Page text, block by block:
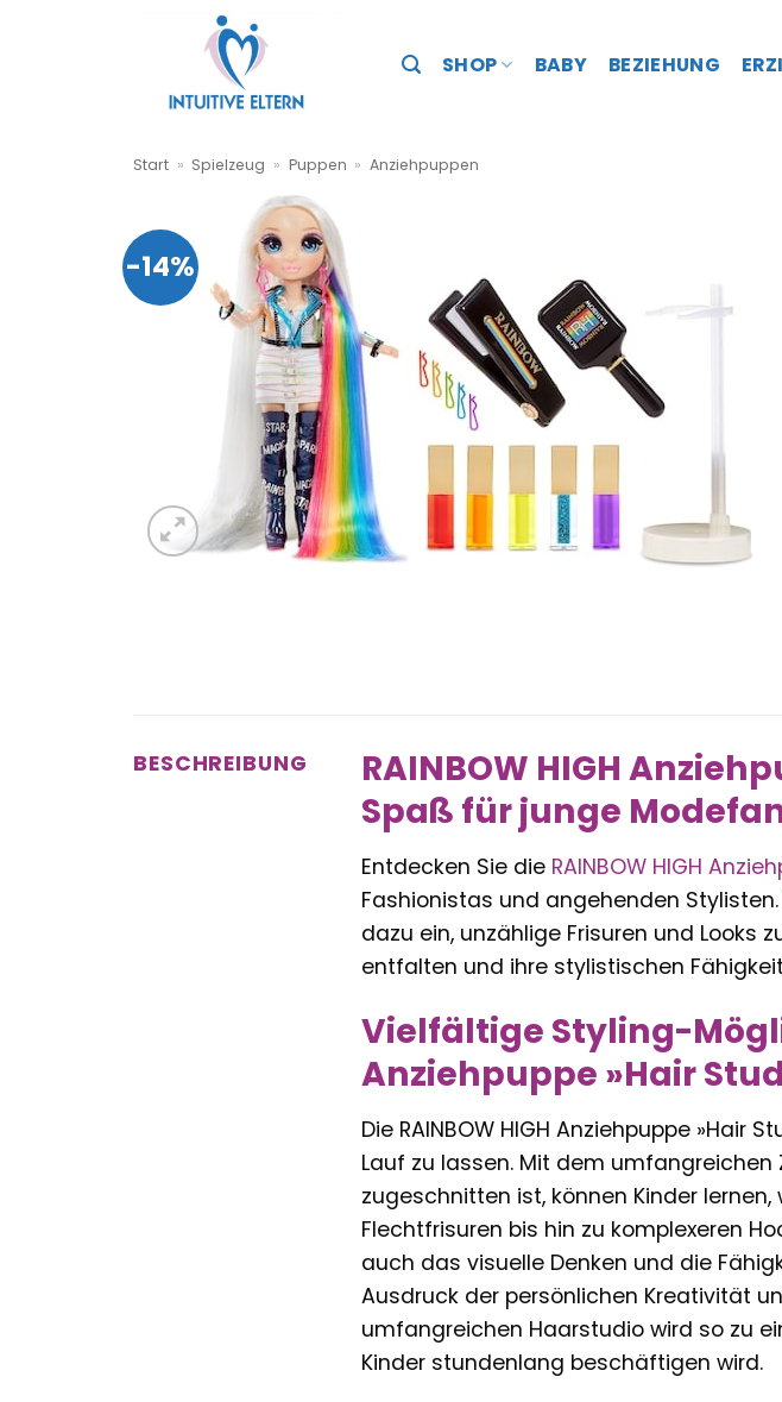
SHOP BABY BEZIEHUNG
Start » Spielzeug » Puppen » Anziehpuppen
-14%
BESCHREIBUNG
RAINBOW HIGH
Spaß für junge
Entdecken Sie die RAINBOW HIGH
Fashionistas und angehenden
dazu ein, unzählige Frisuren und Looks
entfalten und ihre stylistischen
Vielfältige Styling-
Anziehpuppe »Hair
Die RAINBOW HIGH Anziehpuppe
Lauf zu lassen. Mit dem
zugeschnitten ist, können Kinder
Flechtfrisuren bis hin zu komplexeren
auch das visuelle Denken und die
Ausdruck der persönlichen Kreativität
umfangreichen Haarstudio wird so zu
Kinder stundenlang beschäftigen wird.